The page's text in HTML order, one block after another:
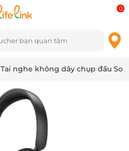
0
Tai nghe không dây chụp đầu